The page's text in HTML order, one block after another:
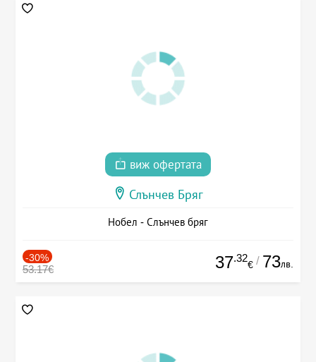
виж офертата
Слънчев Бряг
Нобел - Слънчев бряг
-30%
53.17€ 37.32
€ / 73лв.